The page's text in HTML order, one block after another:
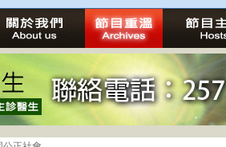
公正社會